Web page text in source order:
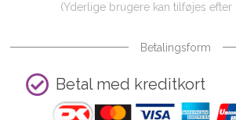
(Yderlige brugere kan tilføjes efter
Betalingsform
Betal med kreditkort